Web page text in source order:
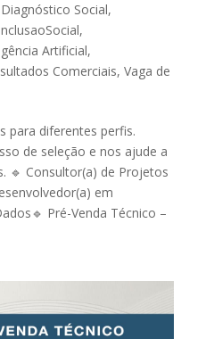
Diagnóstico Social,
,
Artificial,
Comerciais, Vaga de
para diferentes perfis.
de seleção e nos ajude a
🔹 Consultor(a) de Projetos
em
Pré-Venda Técnico –